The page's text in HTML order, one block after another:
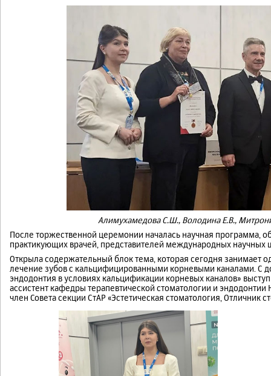
Алимухамедова С.Ш., Володина Е.В.,
После торжественной церемонии началась научная программа,
практикующих врачей, представителей международных научных
Открыла содержательный блок тема, которая сегодня занимает
лечение зубов с кальцифицированными корневыми каналами. С
эндодонтия в условиях кальцификации корневых каналов»
ассистент кафедры терапевтической стоматологии и
член Совета секции СтАР «Эстетическая стоматология, Отличник